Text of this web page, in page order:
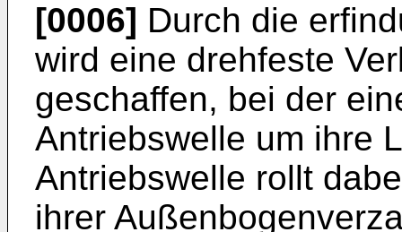
[0006] Durch die
wird eine drehfeste
geschaffen, bei der
Antriebswelle um ihre
Antriebswelle rollt
ihrer